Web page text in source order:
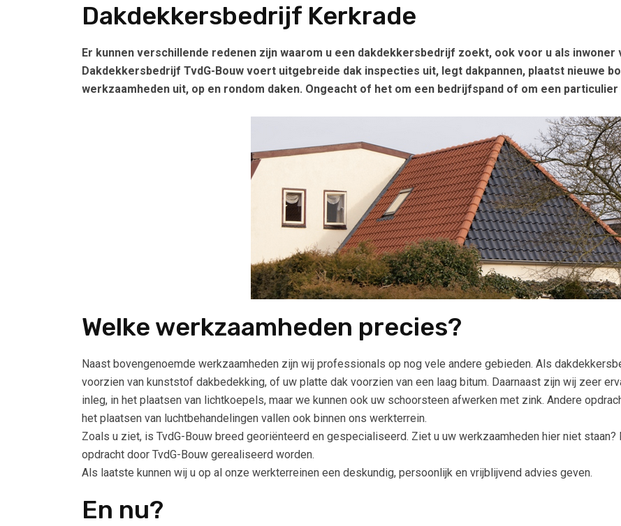
Dakdekkersbedrijf Kerkrade
Er kunnen verschillende redenen zijn waarom u een dakdekkersbedrijf zoekt, ook voor u als inwoner
Dakdekkersbedrijf TvdG-Bouw voert uitgebreide dak inspecties uit, legt dakpannen, plaatst nieuwe
werkzaamheden uit, op en rondom daken. Ongeacht of het om een bedrijfspand of om een particulier
Welke werkzaamheden precies?
Naast bovengenoemde werkzaamheden zijn wij professionals op nog vele andere gebieden. Als
voorzien van kunststof dakbedekking, of uw platte dak voorzien van een laag bitum. Daarnaast zijn wij zeer
inleg, in het plaatsen van lichtkoepels, maar we kunnen ook uw schoorsteen afwerken met zink. Andere
het plaatsen van luchtbehandelingen vallen ook binnen ons werkterrein.
Zoals u ziet, is TvdG-Bouw breed georiënteerd en gespecialiseerd. Ziet u uw werkzaamheden hier niet
opdracht door TvdG-Bouw gerealiseerd worden.
Als laatste kunnen wij u op al onze werkterreinen een deskundig, persoonlijk en vrijblijvend advies geven.
En nu?